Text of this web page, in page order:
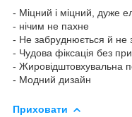
- Міцний і міцний, дуже
- нічим не пахне
- Не забруднюється й не
- Чудова фіксація без
- Жировідштовхувальна
- Модний дизайн
Приховати